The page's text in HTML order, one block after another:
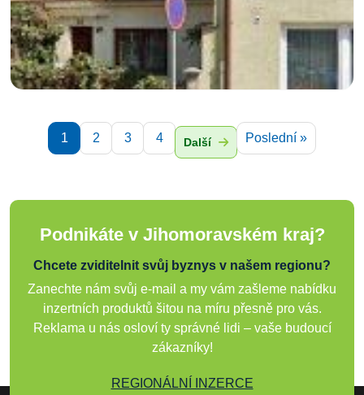
1 2 3 4 Další Poslední »
Podnikáte v Jihomoravském kraj?
Chcete zviditelnit svůj byznys v našem regionu?
Zanechte nám svůj e-mail a my vám zašleme nabídku
inzertních produktů šitou na míru přesně pro vás.
Reklama u nás osloví ty správné lidi – vaše budoucí
zákazníky!
REGIONÁLNÍ INZERCE